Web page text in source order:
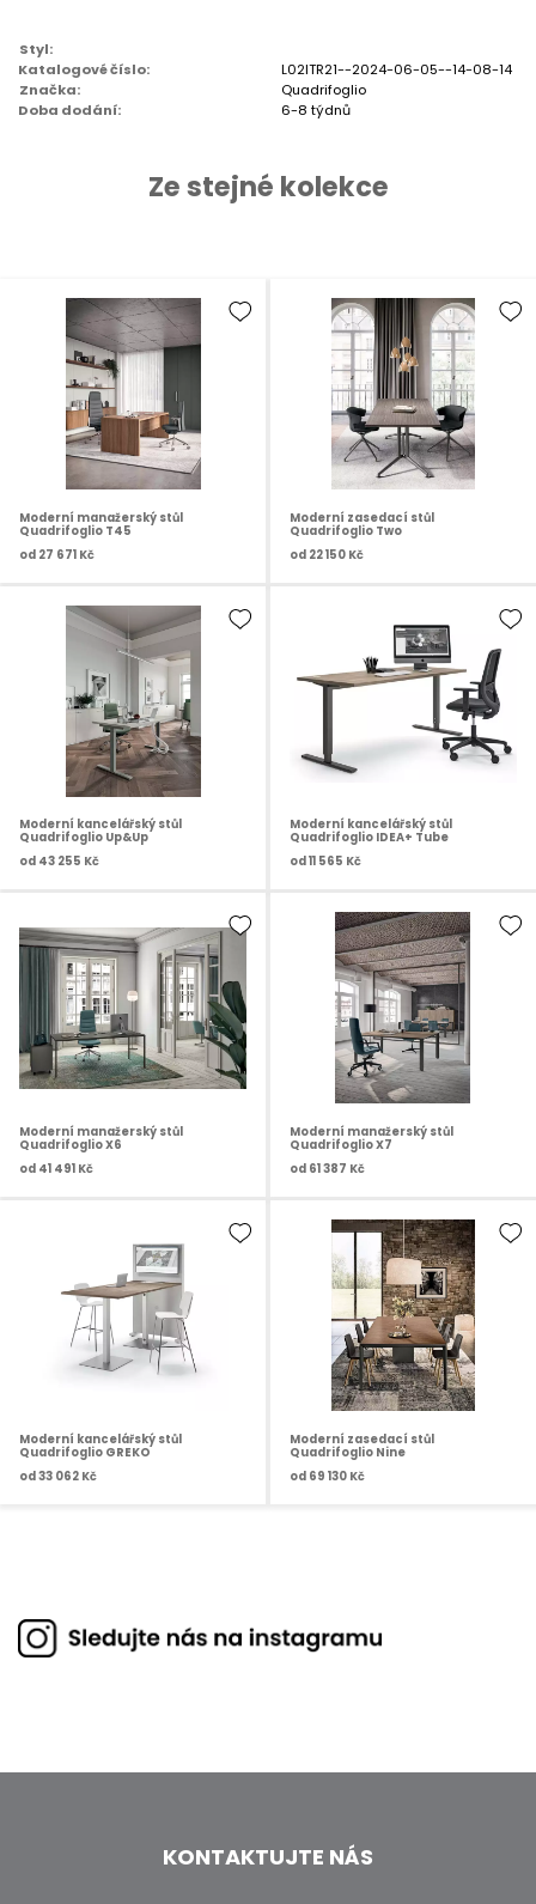
Styl:
Katalogové číslo:
L02ITR21--2024-06-05--14-08-14
Značka:
Quadrifoglio
Doba dodání:
6-8 týdnů
Ze stejné kolekce
Moderní manažerský stůl
Quadrifoglio T45
od 27 671 Kč
Moderní zasedací stůl
Quadrifoglio Two
od 22 150 Kč
Moderní kancelářský stůl
Quadrifoglio Up&Up
od 43 255 Kč
Moderní kancelářský stůl
Quadrifoglio IDEA+ Tube
od 11 565 Kč
Moderní manažerský stůl
Quadrifoglio X6
od 41 491 Kč
Moderní manažerský stůl
Quadrifoglio X7
od 61 387 Kč
Moderní kancelářský stůl
Quadrifoglio GREKO
od33 062 Kč
Moderní zasedací stůl
Quadrifoglio Nine
od 69 130 Kč
KONTAKTUJTE NÁS